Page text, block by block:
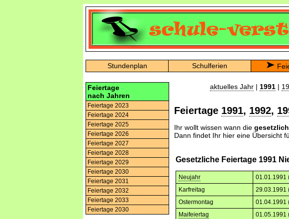
Stundenplan Schulferien
Feiertage
nach Jahren
Feiertage 2023
Feiertage 2024
Feiertage 2025
Feiertage 2026
Feiertage 2027
Feiertage 2028
Feiertage 2029
Feiertage 2030
Feiertage 2031
Feiertage 2032
Feiertage 2033
Feiertage 2030
aktuelles Jahr | 1991 |
Feiertage 1991, 1992,
Ihr wollt wissen wann die
Dann findet Ihr hier eine Übersicht
Gesetzliche Feiertage 1991
Neujahr
01.01.1991
Karfreitag
29.03.1991
Ostermontag
01.04.1991
Maifeiertag
01.05.1991